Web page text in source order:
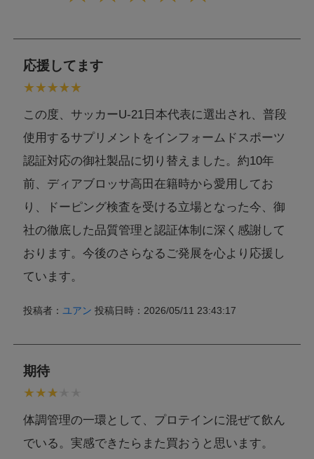
応援してます
この度、サッカーU-21日本代表に選出され、普段
使用するサプリメントをインフォームドスポーツ
認証対応の御社製品に切り替えました。約10年
前、ディアブロッサ高田在籍時から愛用してお
り、ドーピング検査を受ける立場となった今、御
社の徹底した品質管理と認証体制に深く感謝して
おります。今後のさらなるご発展を心より応援し
ています。
投稿者：ユアン 投稿日時：2026/05/11 23:43:17
期待
体調管理の一環として、プロテインに混ぜて飲ん
でいる。実感できたらまた買おうと思います。